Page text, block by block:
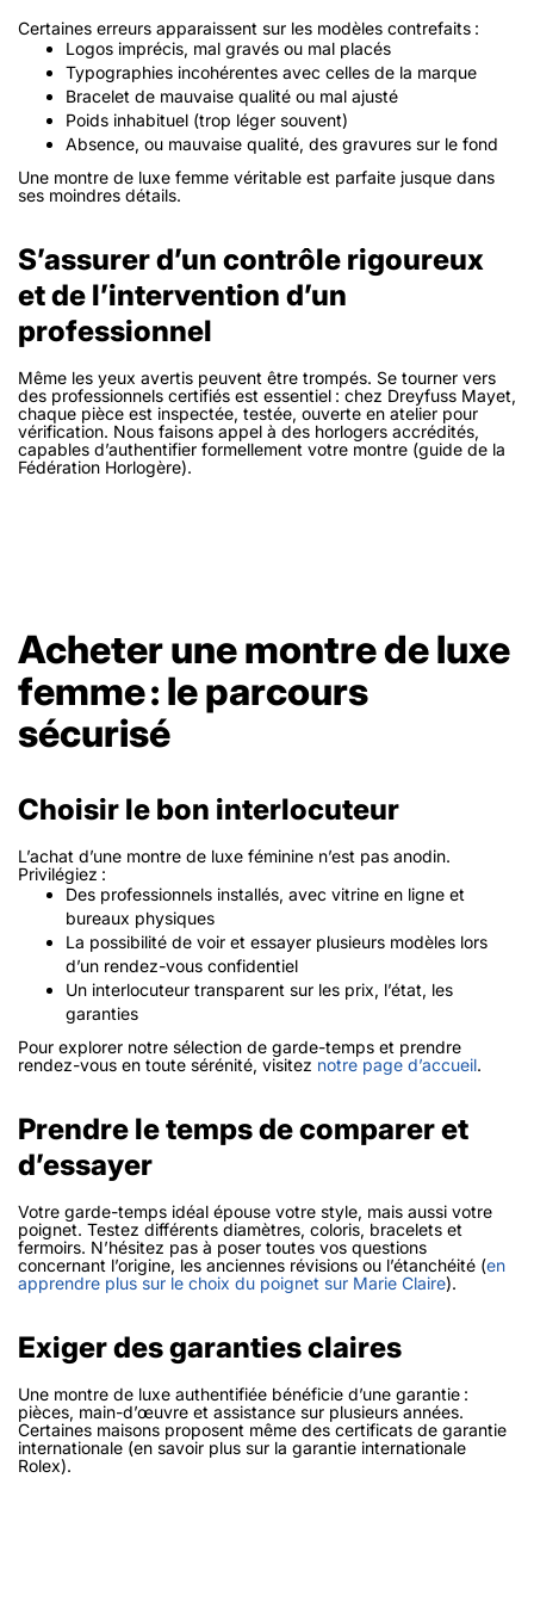
Certaines erreurs apparaissent sur les modèles contrefaits :
Logos imprécis, mal gravés ou mal placés
Typographies incohérentes avec celles de la marque
Bracelet de mauvaise qualité ou mal ajusté
Poids inhabituel (trop léger souvent)
Absence, ou mauvaise qualité, des gravures sur le fond
Une montre de luxe femme véritable est parfaite jusque dans
ses moindres détails.
S’assurer d’un contrôle rigoureux
et de l’intervention d’un
professionnel
Même les yeux avertis peuvent être trompés. Se tourner vers
des professionnels certifiés est essentiel : chez Dreyfuss Mayet,
chaque pièce est inspectée, testée, ouverte en atelier pour
vérification. Nous faisons appel à des horlogers accrédités,
capables d’authentifier formellement votre montre (guide de la
Fédération Horlogère).
Acheter une montre de luxe
femme : le parcours
sécurisé
Choisir le bon interlocuteur
L’achat d’une montre de luxe féminine n’est pas anodin.
Privilégiez :
Des professionnels installés, avec vitrine en ligne et
bureaux physiques
La possibilité de voir et essayer plusieurs modèles lors
d’un rendez-vous confidentiel
Un interlocuteur transparent sur les prix, l’état, les
garanties
Pour explorer notre sélection de garde-temps et prendre
rendez-vous en toute sérénité, visitez notre page d’accueil.
Prendre le temps de comparer et
d’essayer
Votre garde-temps idéal épouse votre style, mais aussi votre
poignet. Testez différents diamètres, coloris, bracelets et
fermoirs. N’hésitez pas à poser toutes vos questions
concernant l’origine, les anciennes révisions ou l’étanchéité (en
apprendre plus sur le choix du poignet sur Marie Claire).
Exiger des garanties claires
Une montre de luxe authentifiée bénéficie d’une garantie :
pièces, main-d’œuvre et assistance sur plusieurs années.
Certaines maisons proposent même des certificats de garantie
internationale (en savoir plus sur la garantie internationale
Rolex).